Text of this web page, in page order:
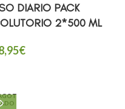
DIARIO PACK
2*500 ML
€
ADO